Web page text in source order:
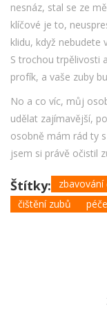
nesnáz, stal se ze
klíčové je to,
klidu, když nebudete
S trochou trpělivosti
profík, a vaše zuby
No a co víc, můj
udělat zajímavější,
osobně mám rád ty
jsem si právě očistil
Štítky: zbavování
čištění zubů